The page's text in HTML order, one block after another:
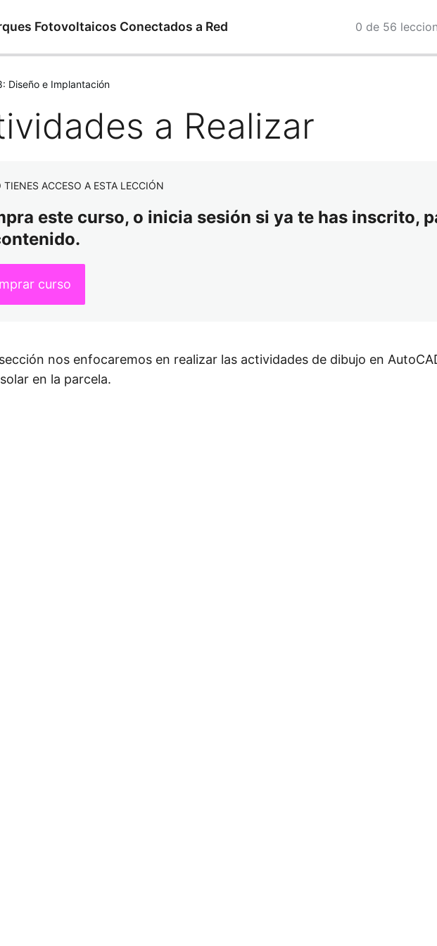
Fotovoltaicos Conectados a Red 0 de 56
Diseño e Implantación
a Realizar
TIENES ACCESO A ESTA LECCIÓN
este curso, o inicia sesión si ya te has inscrito,
curso
nos enfocaremos en realizar las actividades de dibujo en
en la parcela.